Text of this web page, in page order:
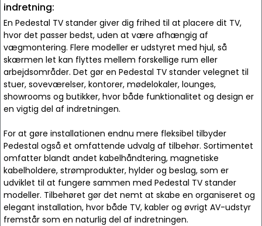
indretning:
En Pedestal TV stander giver dig frihed til at placere dit TV,
hvor det passer bedst, uden at være afhængig af
vægmontering. Flere modeller er udstyret med hjul, så
skærmen let kan flyttes mellem forskellige rum eller
arbejdsområder. Det gør en Pedestal TV stander velegnet til
stuer, soveværelser, kontorer, mødelokaler, lounges,
showrooms og butikker, hvor både funktionalitet og design er
en vigtig del af indretningen.
For at gøre installationen endnu mere fleksibel tilbyder
Pedestal også et omfattende udvalg af tilbehør. Sortimentet
omfatter blandt andet kabelhåndtering, magnetiske
kabelholdere, strømprodukter, hylder og beslag, som er
udviklet til at fungere sammen med Pedestal TV stander
modeller. Tilbehøret gør det nemt at skabe en organiseret og
elegant installation, hvor både TV, kabler og øvrigt AV-udstyr
fremstår som en naturlig del af indretningen.